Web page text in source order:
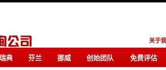
关于
典 芬兰 挪威 创始团队 免费评估